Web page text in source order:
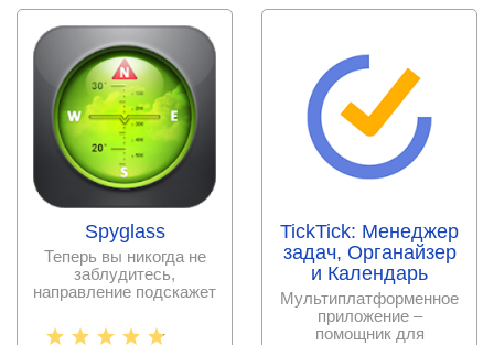
Spyglass
Теперь вы никогда не
заблудитесь,
направление подскажет
TickTick: Менеджер
задач, Органайзер
и Календарь
Мультиплатформенное
приложение –
помощник для